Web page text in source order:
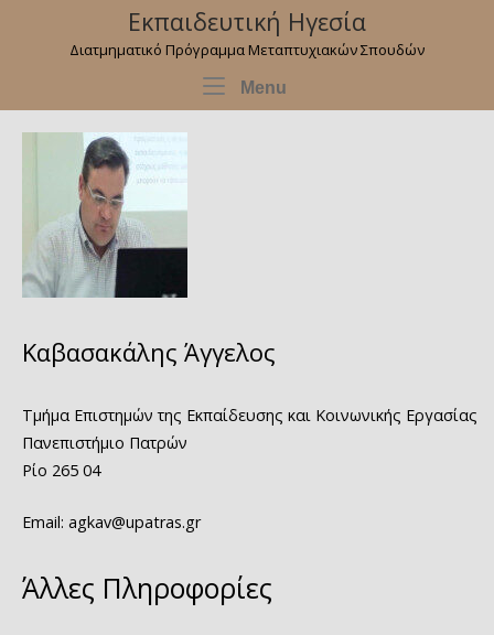
Εκπαιδευτική Ηγεσία
Διατμηματικό Πρόγραμμα Μεταπτυχιακών Σπουδών
Menu
Καβασακάλης Άγγελος
Τμήμα Επιστημών της Εκπαίδευσης και Κοινωνικής Εργασίας
Πανεπιστήμιο Πατρών
Ρίο 265 04
Email: agkav@upatras.gr
Άλλες Πληροφορίες